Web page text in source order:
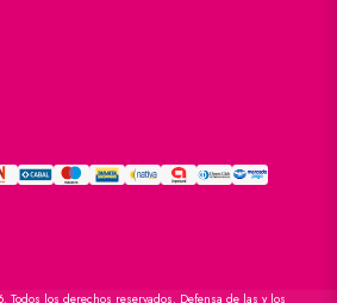
Todos los derechos reservados. Defensa de las y los